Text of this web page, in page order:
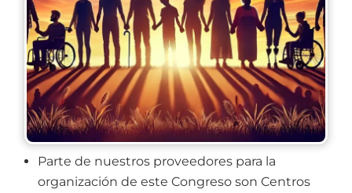
Parte de nuestros proveedores para la
organización de este Congreso son Centros